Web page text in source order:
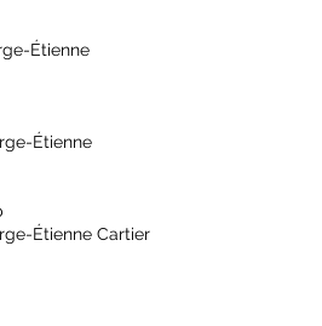
Étienne
Étienne
Étienne Cartier